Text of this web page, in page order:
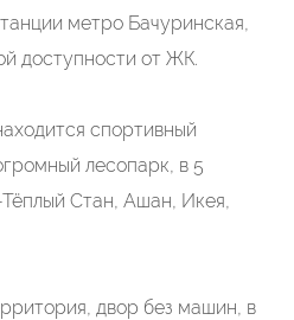
метро Бачуринская,
доступности от ЖК.
спортивный
лесопарк, в 5
Стан, Ашан, Икея,
двор без машин, в